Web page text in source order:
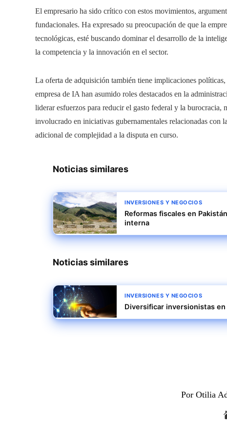
El empresario ha sido crítico con estos movimientos,
fundacionales. Ha expresado su preocupación de que la
tecnológicas, esté buscando dominar el desarrollo de la
la competencia y la innovación en el sector.
La oferta de adquisición también tiene implicaciones
empresa de IA han asumido roles destacados en la
liderar esfuerzos para reducir el gasto federal y la
involucrado en iniciativas gubernamentales relacionadas con
adicional de complejidad a la disputa en curso.
Noticias similares
INVERSIONES Y NEGOCIOS
Reformas fiscales en
interna
Noticias similares
INVERSIONES Y NEGOCIOS
Diversificar inversionistas
Por Otilia